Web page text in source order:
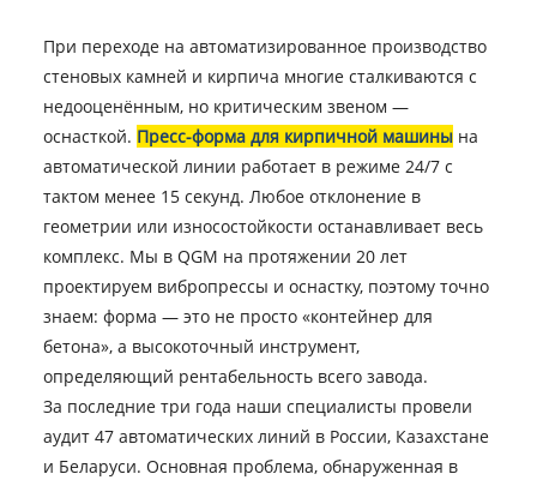
При переходе на автоматизированное производство
стеновых камней и кирпича многие сталкиваются с
недооценённым, но критическим звеном —
оснасткой. Пресс-форма для кирпичной машинына
автоматической линии работает в режиме 24/7 с
тактом менее 15 секунд. Любое отклонение в
геометрии или износостойкости останавливает весь
комплекс. Мы в QGM на протяжении 20 лет
проектируем вибропрессы и оснастку, поэтому точно
знаем: форма — это не просто «контейнер для
бетона», а высокоточный инструмент,
определяющий рентабельность всего завода.
За последние три года наши специалисты провели
аудит 47 автоматических линий в России, Казахстане
и Беларуси. Основная проблема, обнаруженная в